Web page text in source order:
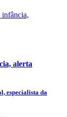
alerta
especialista da